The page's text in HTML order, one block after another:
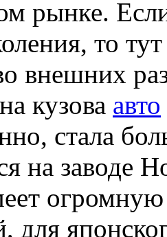
рынке.
то
внешних
кузова авто
стала
на заводе
для